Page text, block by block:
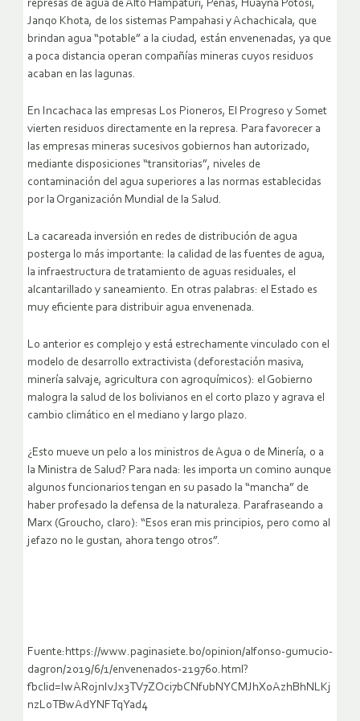
represas de agua de Alto Hampaturi, Peñas, Huayna Potosí,
Janqo Khota, de los sistemas Pampahasi y Achachicala, que
brindan agua “potable” a la ciudad, están envenenadas, ya que
a poca distancia operan compañías mineras cuyos residuos
acaban en las lagunas.
En Incachaca las empresas Los Pioneros, El Progreso y Somet
vierten residuos directamente en la represa. Para favorecer a
las empresas mineras sucesivos gobiernos han autorizado,
mediante disposiciones “transitorias”, niveles de
contaminación del agua superiores a las normas establecidas
por la Organización Mundial de la Salud.
La cacareada inversión en redes de distribución de agua
posterga lo más importante: la calidad de las fuentes de agua,
la infraestructura de tratamiento de aguas residuales, el
alcantarillado y saneamiento. En otras palabras: el Estado es
muy eficiente para distribuir agua envenenada.
Lo anterior es complejo y está estrechamente vinculado con el
modelo de desarrollo extractivista (deforestación masiva,
minería salvaje, agricultura con agroquímicos): el Gobierno
malogra la salud de los bolivianos en el corto plazo y agrava el
cambio climático en el mediano y largo plazo.
¿Esto mueve un pelo a los ministros de Agua o de Minería, o a
la Ministra de Salud? Para nada: les importa un comino aunque
algunos funcionarios tengan en su pasado la “mancha” de
haber profesado la defensa de la naturaleza. Parafraseando a
Marx (Groucho, claro): “Esos eran mis principios, pero como al
jefazo no le gustan, ahora tengo otros”.
Fuente:https://www.paginasiete.bo/opinion/alfonso-gumucio-
dagron/2019/6/1/envenenados-219760.html?
fbclid=IwAR0jnIvJx3TV7ZOci7bCNfubNYCMJhX0AzhBhNLKj
nzLoTBwAdYNFTqYad4